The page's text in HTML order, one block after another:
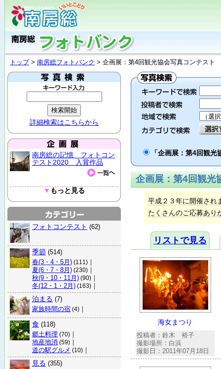
トップ> 南房総フォトバンク > 企画展：第4回観光協会写真コンテスト
詳細検索はこちらから
南房総の記憶 フォトコン
テスト2020 入賞作品
▼ もっと見る
フォトコンテスト (62)
季節 (514)
春(3・4・5月) (111) ｜
夏(6・7・8月) (230) ｜
秋(9・10・11月) (90) ｜
冬(12・1・2月) (163) ｜
泊まる (7)
家族時間の宿 (4) ｜
食 (118)
郷土料理 (70) ｜
地産地消 (59) ｜
道の駅グルメ (10) ｜
見る (355)
「企画展：第4回観
企画展：第4回観
平成２３年に開催され
たくさんのご応募あり
リストで見る
海女まつり
投稿者：鈴木 裕子
撮影場所：白浜
撮影日：2011年07月18日